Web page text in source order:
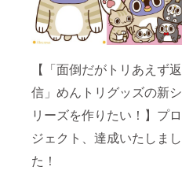
【「面倒だがトリあえず返
信」めんトリグッズの新シ
リーズを作りたい！】プロ
ジェクト、達成いたしまし
た！